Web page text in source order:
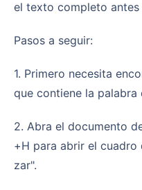
el texto completo antes
Pasos a seguir:
1. Primero necesita encontrar y copiar todo el párrafo
que contiene la palabra
2. Abra el documento de Word, presione el atajo Ctrl
+H para abrir el cuadro
zar".